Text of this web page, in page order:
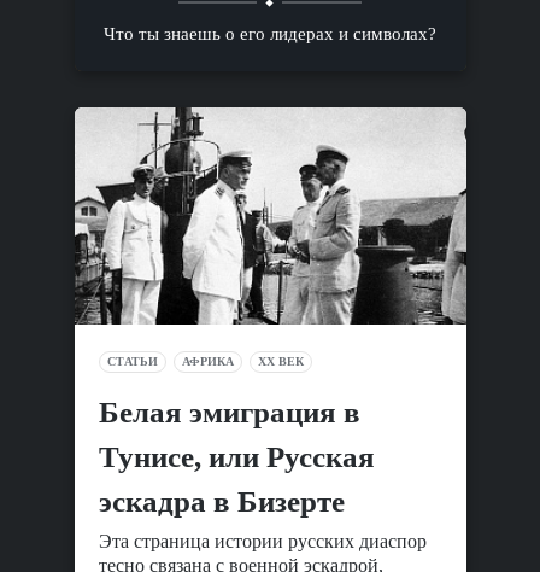
Что ты знаешь о его лидерах и символах?
СТАТЬИ АФРИКА XX ВЕК
Белая эмиграция в
Тунисе, или Русская
эскадра в Бизерте
Эта страница истории русских диаспор
тесно связана с военной эскадрой,